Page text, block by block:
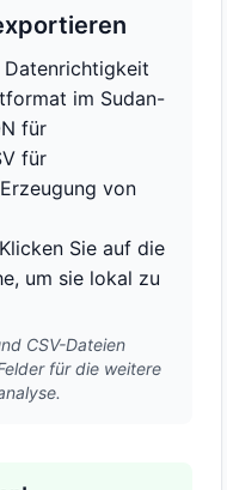
im Sudan-
für
für
von
Sie auf die
um sie lokal zu
CSV-Dateien
für die weitere